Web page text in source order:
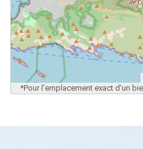
*Pour l'emplacement exact d'un